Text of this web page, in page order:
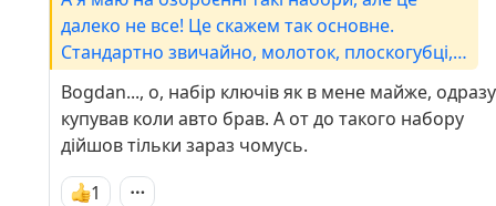
далеко не все! Це скажем так основне.
Стандартно звичайно, молоток, плоскогубці,
ізолента, мультиметр, термоусадка і пішло
поїхало....До речі гарну ідею підкинули, для
того щоб створити пост про свій набір
приладдя і т.д🤔👍 На замітку - набір біт Spline
- для Вага незамінний.
Bogdan..., о, набір ключів як в мене майже, одразу
купував коли авто брав. А от до такого набору
дійшов тільки зараз чомусь.
1